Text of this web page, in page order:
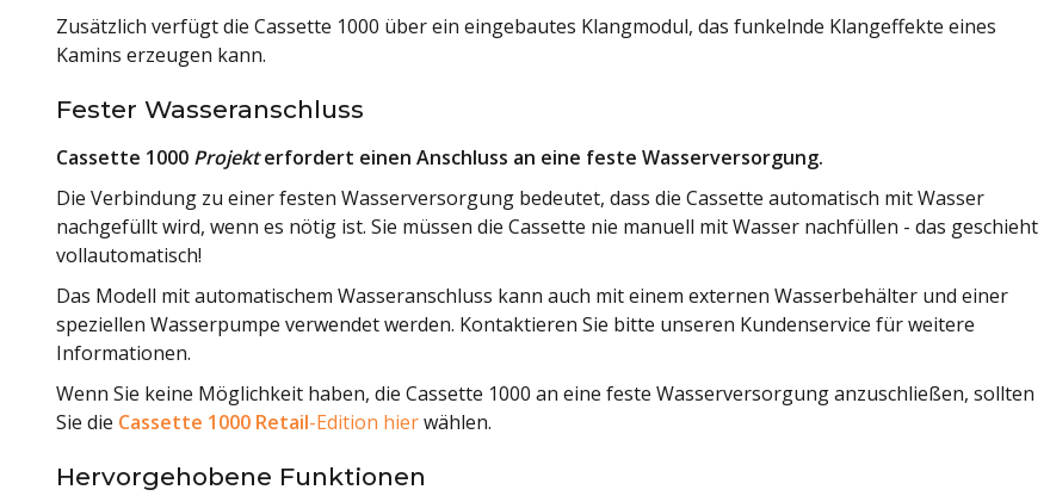
Zusätzlich verfügt die Cassette 1000 über ein eingebautes Klangmodul, das funkelnde Klangeffekte eines
Kamins erzeugen kann.
Fester Wasseranschluss
Cassette 1000 Projekterfordert einen Anschluss an eine feste Wasserversorgung.
Die Verbindung zu einer festen Wasserversorgung bedeutet, dass die Cassette automatisch mit Wasser
nachgefüllt wird, wenn es nötig ist. Sie müssen die Cassette nie manuell mit Wasser nachfüllen - das geschieht
vollautomatisch!
Das Modell mit automatischem Wasseranschluss kann auch mit einem externen Wasserbehälter und einer
speziellen Wasserpumpe verwendet werden. Kontaktieren Sie bitte unseren Kundenservice für weitere
Informationen.
Wenn Sie keine Möglichkeit haben, die Cassette 1000 an eine feste Wasserversorgung anzuschließen, sollten
Sie die Cassette 1000 Retail-Edition hierwählen.
Hervorgehobene Funktionen